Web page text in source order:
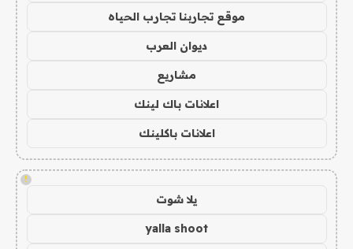
موقع تجاربنا تجارب الحياه
ديوان العرب
مشاريع
اعلانات باك لينك
اعلانات باكلينك
!
يلا شوت
yalla shoot